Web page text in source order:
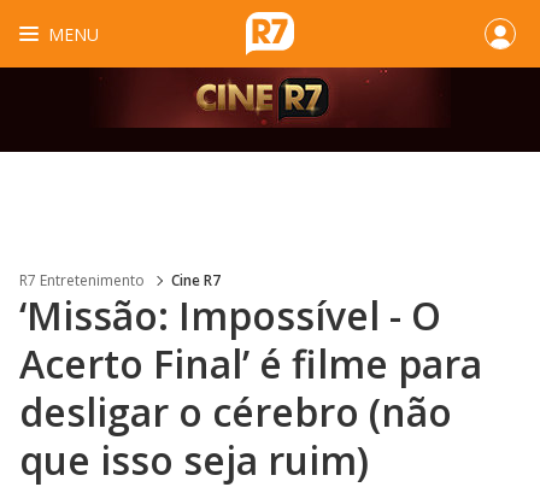
MENU
R7 Entretenimento Cine R7
‘Missão: Impossível - O
Acerto Final’ é filme para
desligar o cérebro (não
que isso seja ruim)